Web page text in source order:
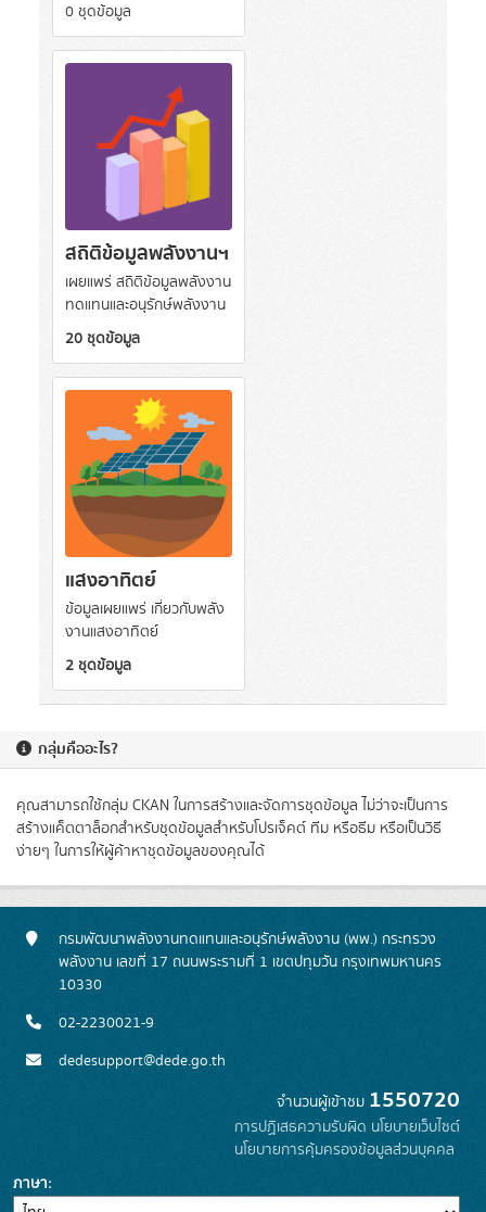
กลุ่มคืออะไร?
คุณสามารถใช้กลุ่ม CKAN ในการสร้างและจัดการชุดข้อมูล ไม่ว่าจะเป็นการ
สร้างแค็ตตาล็อกสำหรับชุดข้อมูลสำหรับโปรเจ็คต์ ทีม หรือธีม หรือเป็นวิธี
ง่ายๆ ในการให้ผู้ค้าหาชุดข้อมูลของคุณได้
0 ชุดข้อมูล
สถิติข้อมูลพลังงานฯ
เผยแพร่ สถิติข้อมูลพลังงาน
ทดแทนและอนุรักษ์พลังงาน
20 ชุดข้อมูล
แสงอาทิตย์
ข้อมูลเผยแพร่ เกี่ยวกับพลัง
งานแสงอาทิตย์
2 ชุดข้อมูล
กรมพัฒนาพลังงานทดแทนและอนุรักษ์พลังงาน (พพ.) กระทรวง
พลังงาน เลขที่ 17 ถนนพระรามที่ 1 เขตปทุมวัน กรุงเทพมหานคร
10330
02-2230021-9
dedesupport@dede.go.th
จำนวนผู้เข้าชม 1550720
การปฏิเสธความรับผิด นโยบายเว็บไซต์
นโยบายการคุ้มครองข้อมูลส่วนบุคคล
ภาษา